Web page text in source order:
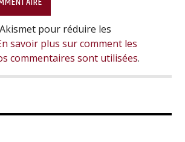
pour réduire les
savoir plus sur comment les
commentaires sont utilisées.